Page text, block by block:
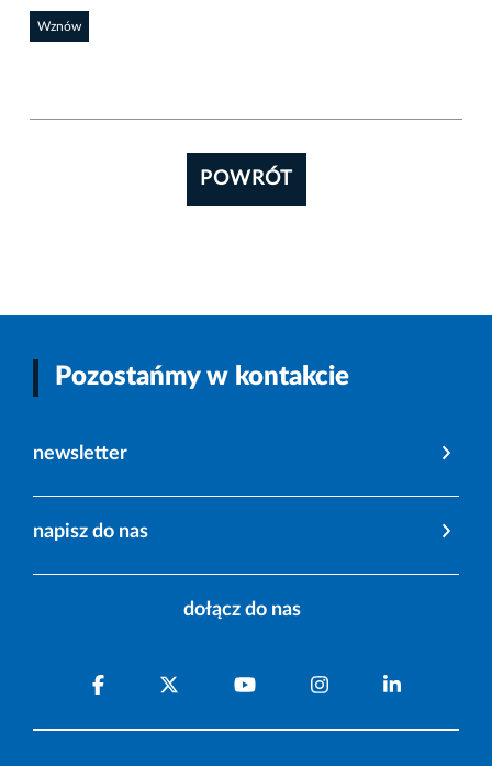
Wznów
POWRÓT
Pozostańmy w kontakcie
newsletter
napisz do nas
dołącz do nas